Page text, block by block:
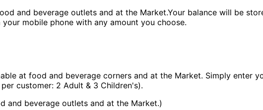
and beverage outlets and at the Market.Your balance will be
mobile phone with any amount you choose.
at food and beverage corners and at the Market. Simply enter
customer: 2 Adult & 3 Children's).
and beverage outlets and at the Market.)